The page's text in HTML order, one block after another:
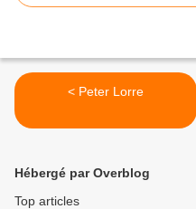
< Peter Lorre
Hébergé par Overblog
Top articles